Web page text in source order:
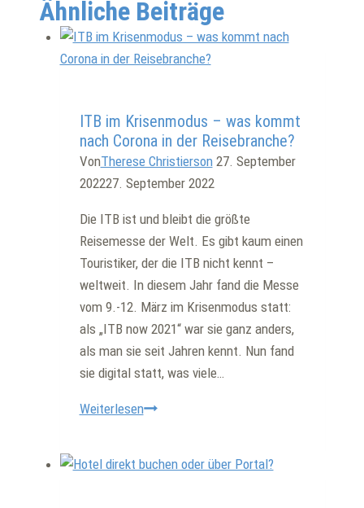
Ähnliche Beiträge
ITB im Krisenmodus – was kommt
nach Corona in der Reisebranche?
VonTherese Christierson 27. September
202227. September 2022
Die ITB ist und bleibt die größte
Reisemesse der Welt. Es gibt kaum einen
Touristiker, der die ITB nicht kennt –
weltweit. In diesem Jahr fand die Messe
vom 9.-12. März im Krisenmodus statt:
als „ITB now 2021“ war sie ganz anders,
als man sie seit Jahren kennt. Nun fand
sie digital statt, was viele…
WeiterlesenITB
–